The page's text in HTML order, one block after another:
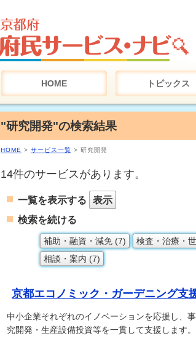
HOME トピックス
"研究開発"の検索結果
HOME > サービス一覧 > 研究開発
14件のサービスがあります。
一覧を表示する
表示
検索を続ける
補助・融資・減免 (7) 検査・治療・
相談・案内 (7)
京都エコノミック・ガーデニング支
中小企業それぞれのイノベーションを応援し、
究開発・生産設備投資等を一貫して支援します。